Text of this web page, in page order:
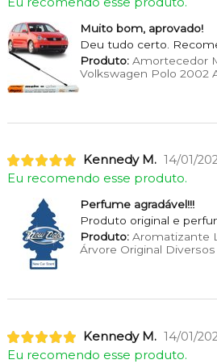
Muito bom, aprovado!
Deu tudo certo.
Produto:Amortecedor
Volkswagen Polo 2002
Kennedy M. 14/01/
Eu recomendo esse produto.
Perfume agradável!!!
Produto original e
Produto:Aromatizante
Árvore Original Diversos
Kennedy M. 14/01/
Eu recomendo esse produto.